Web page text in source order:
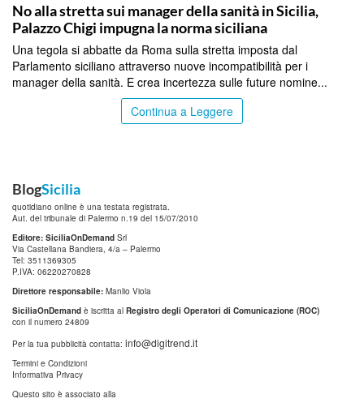
No alla stretta sui manager della sanità in Sicilia,
Palazzo Chigi impugna la norma siciliana
Una tegola si abbatte da Roma sulla stretta imposta dal
Parlamento siciliano attraverso nuove incompatibilità per i
manager della sanità. E crea incertezza sulle future nomine...
Continua a Leggere
BlogSicilia
quotidiano online è una testata registrata.
Aut. del tribunale di Palermo n.19 del 15/07/2010
Editore: SiciliaOnDemand Srl
Via Castellana Bandiera, 4/a – Palermo
Tel: 3511369305
P.IVA: 06220270828
Direttore responsabile: Manlio Viola
SiciliaOnDemand è iscritta al Registro degli Operatori di Comunicazione (ROC)
con il numero 24809
Per la tua pubblicità contatta: info@digitrend.it
Termini e Condizioni
Informativa Privacy
Questo sito è associato alla